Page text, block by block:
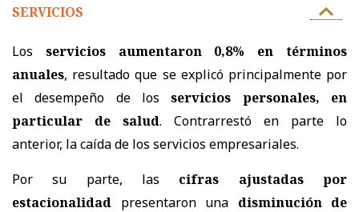
SERVICIOS
Los servicios aumentaron 0,8% en términos
anuales, resultado que se explicó principalmente por
el desempeño de losservicios personales, en
particular de salud. Contrarrestó en parte lo
anterior, la caída de los servicios empresariales.
Por su parte, las cifras ajustadas por
estacionalidad presentaron una disminución de